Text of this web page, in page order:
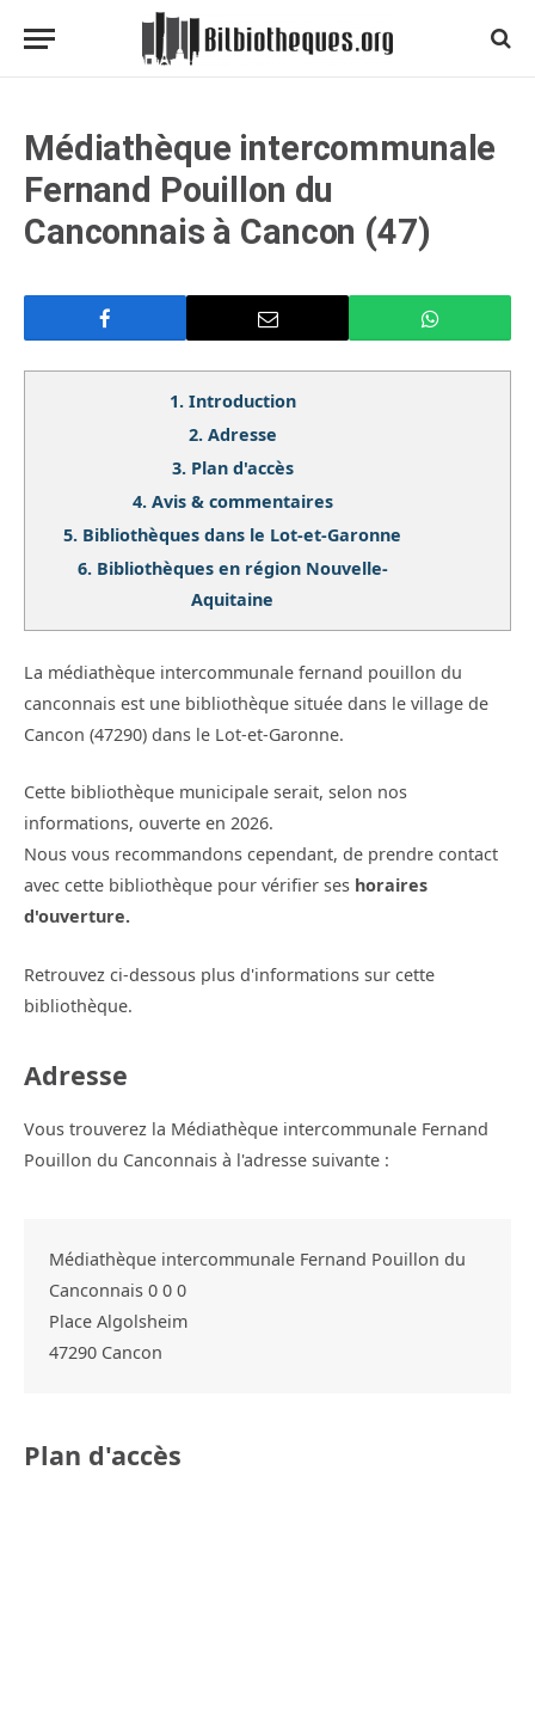
Médiathèque intercommunale
Fernand Pouillon du
Canconnais à Cancon (47)
1. Introduction
2. Adresse
3. Plan d'accès
4. Avis & commentaires
5. Bibliothèques dans le Lot-et-Garonne
6. Bibliothèques en région Nouvelle-
Aquitaine
La médiathèque intercommunale fernand pouillon du
canconnais est une bibliothèque située dans le village de
Cancon (47290) dans le Lot-et-Garonne.
Cette bibliothèque municipale serait, selon nos
informations, ouverte en 2026.
Nous vous recommandons cependant, de prendre contact
avec cette bibliothèque pour vérifier ses horaires
d'ouverture.
Retrouvez ci-dessous plus d'informations sur cette
bibliothèque.
Adresse
Vous trouverez la Médiathèque intercommunale Fernand
Pouillon du Canconnais à l'adresse suivante :
Médiathèque intercommunale Fernand Pouillon du
Canconnais 0 0 0
Place Algolsheim
47290 Cancon
Plan d'accès